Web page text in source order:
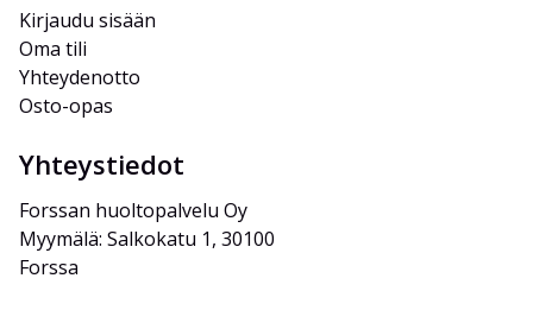
Kirjaudu sisään
Oma tili
Yhteydenotto
Osto-opas
Yhteystiedot
Forssan huoltopalvelu Oy
Myymälä: Salkokatu 1, 30100
Forssa